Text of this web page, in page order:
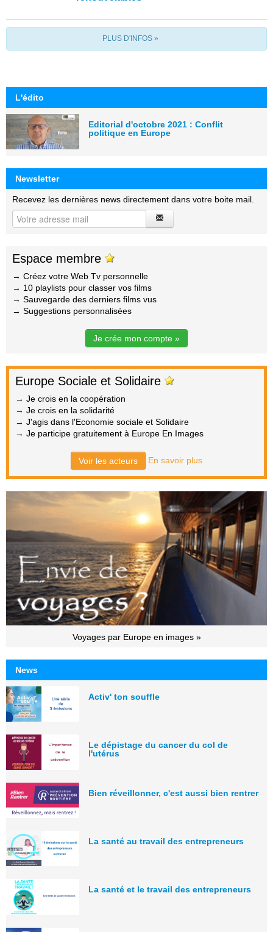
PLUS D'INFOS »
L'édito
Editorial d'octobre 2021 : Conflit
politique en Europe
Newsletter
Recevez les dernières news directement dans votre boite mail.
Espace membre
→ Créez votre Web Tv personnelle
→ 10 playlists pour classer vos films
→ Sauvegarde des derniers films vus
→ Suggestions personnalisées
Je crée mon compte »
Europe Sociale et Solidaire
→ Je crois en la coopération
→ Je crois en la solidarité
→ J'agis dans l'Economie sociale et Solidaire
→ Je participe gratuitement à Europe En Images
Voir les acteurs En savoir plus
Voyages par Europe en images »
News
Activ' ton souffle
Le dépistage du cancer du col de
l'utérus
Bien réveillonner, c'est aussi bien rentrer
La santé au travail des entrepreneurs
La santé et le travail des entrepreneurs